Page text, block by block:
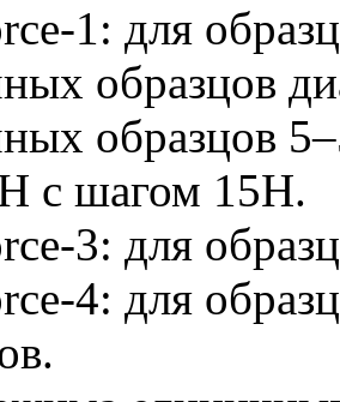
1: для
образцов
образцов
с шагом 15Н.
3: для
4: для